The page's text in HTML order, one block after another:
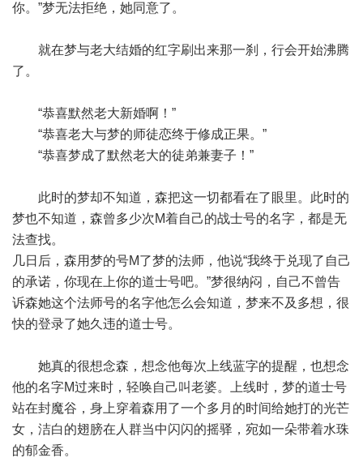
你。”梦无法拒绝，她同意了。
就在梦与老大结婚的红字刷出来那一刹，行会开始沸腾
了。
“恭喜默然老大新婚啊！”
“恭喜老大与梦的师徒恋终于修成正果。”
“恭喜梦成了默然老大的徒弟兼妻子！”
此时的梦却不知道，森把这一切都看在了眼里。此时的
梦也不知道，森曾多少次M着自己的战士号的名字，都是无
法查找。
几日后，森用梦的号M了梦的法师，他说“我终于兑现了自己
的承诺，你现在上你的道士号吧。”梦很纳闷，自己不曾告
诉森她这个法师号的名字他怎么会知道，梦来不及多想，很
快的登录了她久违的道士号。
她真的很想念森，想念他每次上线蓝字的提醒，也想念
他的名字M过来时，轻唤自己叫老婆。上线时，梦的道士号
站在封魔谷，身上穿着森用了一个多月的时间给她打的光芒
女，洁白的翅膀在人群当中闪闪的摇驿，宛如一朵带着水珠
的郁金香。